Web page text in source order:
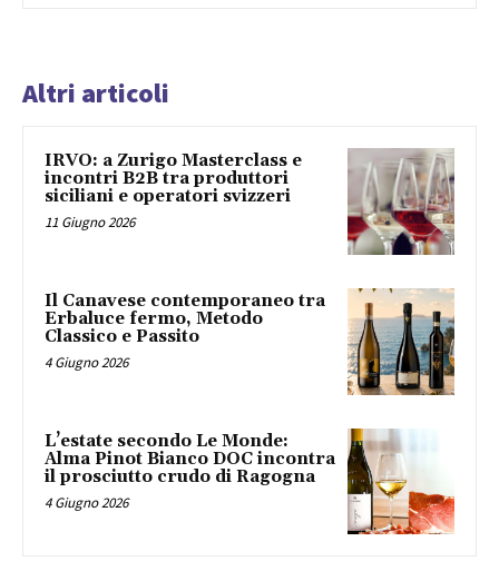
Altri articoli
IRVO: a Zurigo Masterclass e
incontri B2B tra produttori
siciliani e operatori svizzeri
11 Giugno 2026
Il Canavese contemporaneo tra
Erbaluce fermo, Metodo
Classico e Passito
4 Giugno 2026
L’estate secondo Le Monde:
Alma Pinot Bianco DOC incontra
il prosciutto crudo di Ragogna
4 Giugno 2026